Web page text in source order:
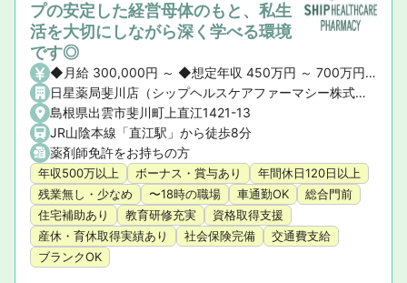
プの安定した経営母体のもと、私生
活を大切にしながら深く学べる環境
です◎
◆月給 300,000円 ～ ◆想定年収 450万円 ～ 700万円 ※ご経験や前職の給与を考慮の上、決定いたします。 ◆昇給・賞与 ・昇給： あり ・賞与： あり（年2回）
日星薬局斐川店（シップヘルスケアファーマシー株式会社）
島根県出雲市斐川町上直江1421-13
JR山陰本線「直江駅」から徒歩8分
薬剤師免許をお持ちの方
年収500万以上 ボーナス・賞与あり
年間休日120日以上
残業無し・少なめ
〜18時の職場 車通勤OK
総合門前
住宅補助あり
教育研修充実
資格取得支援
産休・育休取得実績あり
社会保険完備
交通費支給
ブランクOK